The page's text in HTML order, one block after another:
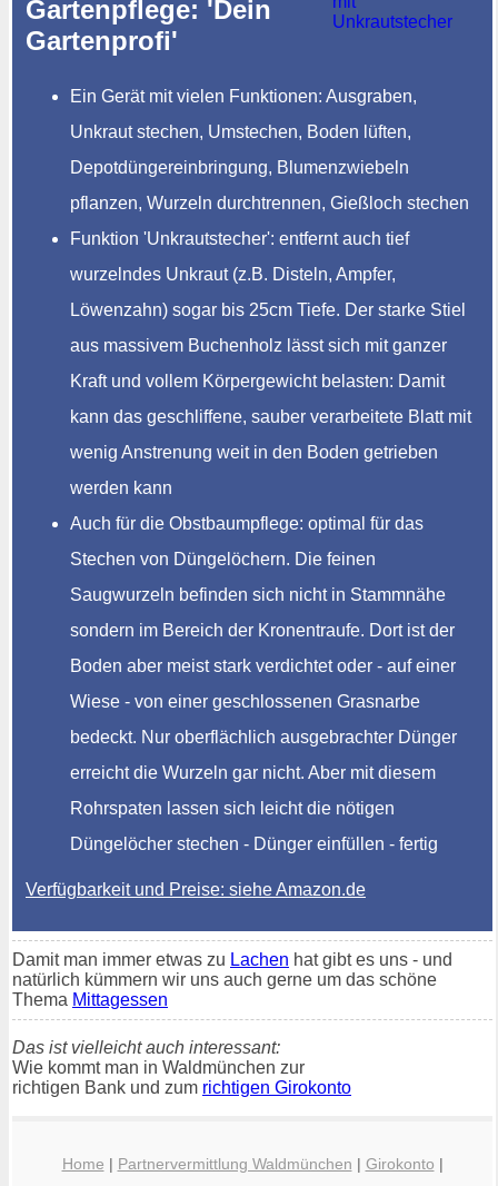
Gartenpflege: 'Dein
Gartenprofi'
Ein Gerät mit vielen Funktionen: Ausgraben,
Unkraut stechen, Umstechen, Boden lüften,
Depotdüngereinbringung, Blumenzwiebeln
pflanzen, Wurzeln durchtrennen, Gießloch stechen
Funktion 'Unkrautstecher': entfernt auch tief
wurzelndes Unkraut (z.B. Disteln, Ampfer,
Löwenzahn) sogar bis 25cm Tiefe. Der starke Stiel
aus massivem Buchenholz lässt sich mit ganzer
Kraft und vollem Körpergewicht belasten: Damit
kann das geschliffene, sauber verarbeitete Blatt mit
wenig Anstrenung weit in den Boden getrieben
werden kann
Auch für die Obstbaumpflege: optimal für das
Stechen von Düngelöchern. Die feinen
Saugwurzeln befinden sich nicht in Stammnähe
sondern im Bereich der Kronentraufe. Dort ist der
Boden aber meist stark verdichtet oder - auf einer
Wiese - von einer geschlossenen Grasnarbe
bedeckt. Nur oberflächlich ausgebrachter Dünger
erreicht die Wurzeln gar nicht. Aber mit diesem
Rohrspaten lassen sich leicht die nötigen
Düngelöcher stechen - Dünger einfüllen - fertig
Verfügbarkeit und Preise: siehe Amazon.de
Damit man immer etwas zu Lachen hat gibt es uns - und
natürlich kümmern wir uns auch gerne um das schöne
Thema Mittagessen
Das ist vielleicht auch interessant:
Wie kommt man in Waldmünchen zur
richtigen Bank und zum richtigen Girokonto
Home | Partnervermittlung Waldmünchen | Girokonto |